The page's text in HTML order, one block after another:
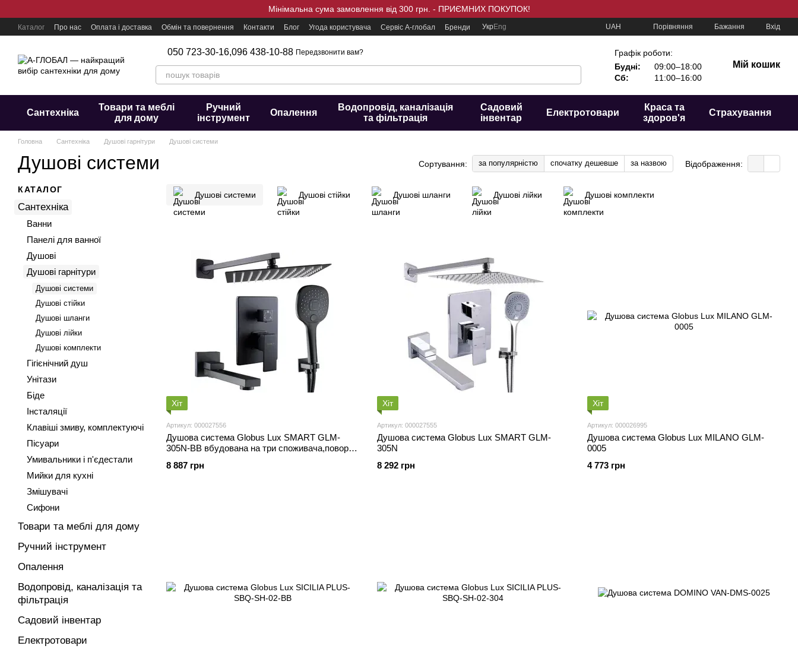
Мінімальна сума замовлення від 300 грн. - ПРИЄМНИХ ПОКУПОК!
Каталог Про нас Оплата і доставка Обмін та повернення Контакти Блог Угода користувача Сервіс А-глобал Бренди УкрEng UAH Порівняння Бажання Вхід
050 723-30-16,096 438-10-88 Передзвонити вам?
Графік роботи:
Будні:
09:00–18:00
Сб:
11:00–16:00
Мій кошик
Сантехніка
Товари та меблі
для дому
Ручний
інструмент
Опалення
Водопровід, каналізація
та фільтрація
Садовий
інвентар
Електротовари
Краса та
здоров'я
Страхування
Головна Сантехніка Душові гарнітури Душові системи
Душові системи Сортування: за популярністю спочатку дешевше за назвою Відображення:
Душові системи Душові стійки Душові шланги Душові лійки Душові комплекти
Хіт
Артикул: 000027556
Душова система Globus Lux SMART GLM-
305N-BB вбудована на три споживача,поворот.
8 887 грн
Хіт
Артикул: 000027555
Душова система Globus Lux SMART GLM-
305N
8 292 грн
Хіт
Артикул: 000026995
Душова система Globus Lux MILANO GLM-
0005
4 773 грн
КАТАЛОГ
Сантехніка
Ванни
Панелі для ванної
Душові
Душові гарнітури
Душові системи
Душові стійки
Душові шланги
Душові лійки
Душові комплекти
Гігієнічний душ
Унітази
Біде
Інсталяції
Клавіші змиву, комплектуючі
Пісуари
Умивальники і п'єдестали
Мийки для кухні
Змішувачі
Сифони
Товари та меблі для дому
Ручний інструмент
Опалення
Водопровід, каналізація та
фільтрація
Садовий інвентар
Електротовари